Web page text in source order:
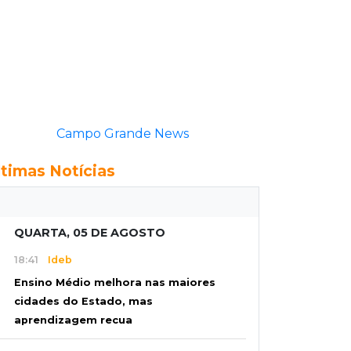
Campo Grande News
Notícias
QUARTA, 05 DE AGOSTO
18:41 Ideb
Ensino Médio melhora nas maiores
cidades do Estado, mas
aprendizagem recua